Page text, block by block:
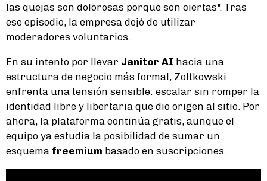
las quejas son dolorosas porque son ciertas". Tras
ese episodio, la empresa dejó de utilizar
moderadores voluntarios.
En su intento por llevar Janitor AI hacia una
estructura de negocio más formal, Zoltkowski
enfrenta una tensión sensible: escalar sin romper la
identidad libre y libertaria que dio origen al sitio. Por
ahora, la plataforma continúa gratis, aunque el
equipo ya estudia la posibilidad de sumar un
esquema freemium basado en suscripciones.